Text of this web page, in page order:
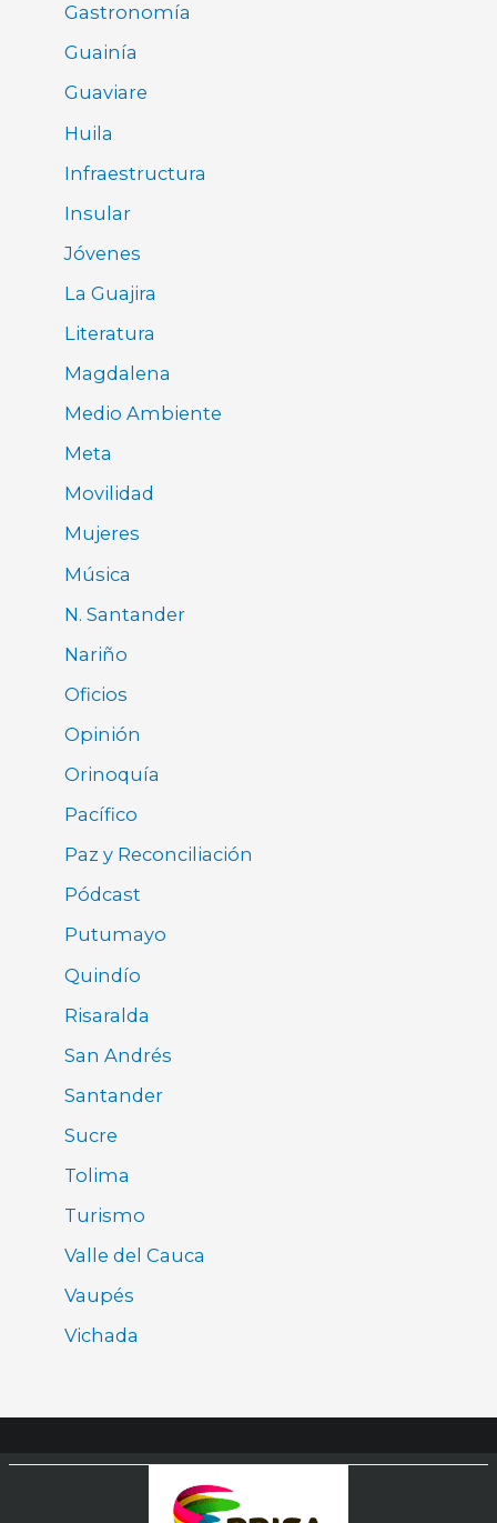
Gastronomía
Guainía
Guaviare
Huila
Infraestructura
Insular
Jóvenes
La Guajira
Literatura
Magdalena
Medio Ambiente
Meta
Movilidad
Mujeres
Música
N. Santander
Nariño
Oficios
Opinión
Orinoquía
Pacífico
Paz y Reconciliación
Pódcast
Putumayo
Quindío
Risaralda
San Andrés
Santander
Sucre
Tolima
Turismo
Valle del Cauca
Vaupés
Vichada